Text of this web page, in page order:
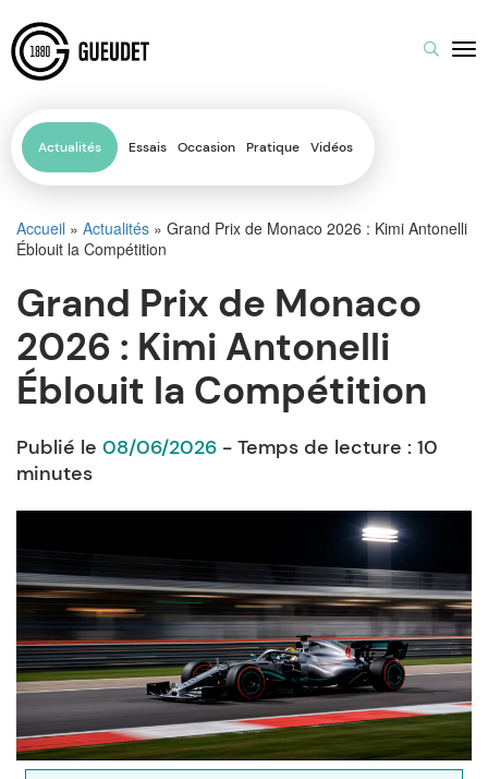
Actualités Essais Occasion Pratique Vidéos
Accueil » Actualités » Grand Prix de Monaco 2026 : Kimi Antonelli
Éblouit la Compétition
Grand Prix de Monaco
2026 : Kimi Antonelli
Éblouit la Compétition
Publié le 08/06/2026 - Temps de lecture : 10
minutes